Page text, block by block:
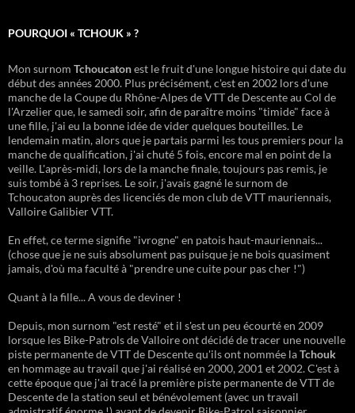
POURQUOI « TCHOUK » ?
Mon surnom Tchoucatonest le fruit d'une longue histoire qui date du
début des années 2000. Plus précisément, c'est en 2002 lors d'une
manche de la Coupe du Rhône-Alpes de VTT de Descente au Col de
l'Arzelier que, le samedi soir, afin de paraître moins "timide" face à
une fille, j'ai eu la bonne idée de vider quelques bouteilles. Le
lendemain matin, alors que je partais parmi les tous premiers pour la
manche de qualification, j'ai chuté 5 fois, encore mal en point de la
veille. L'après-midi, lors de la manche finale, toujours pas remis, je
suis tombé à 3 reprises. Le soir, j'avais gagné le surnom de
Tchoucaton auprès des licenciés de mon club de VTT mauriennais,
Valloire Galibier VTT.
En effet, ce terme signifie "ivrogne" en patois haut-mauriennais...
(chose que je ne suis absolument pas puisque je ne bois quasiment
jamais, d'où ma faculté à "prendre une cuite pour pas cher !")
Quant à la fille... A vous de deviner !
Depuis, mon surnom "est resté" et il s'est un peu écourté en 2009
lorsque les Bike-Patrols de Valloire ont décidé de tracer une nouvelle
piste permanente de VTT de Descente qu'ils ont nommée laTchouk
en hommage au travail que j'ai réalisé en 2000, 2001 et 2002. C'est à
cette époque que j'ai tracé la première piste permanente de VTT de
Descente de la station seul et bénévolement (avec un travail